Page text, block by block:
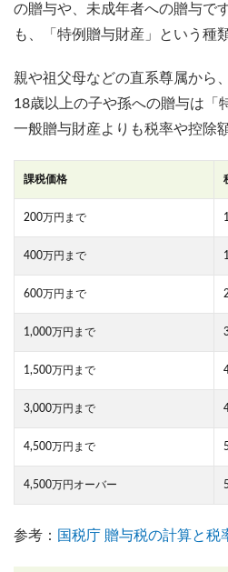
の贈与や、未成年者への贈与で
も、「特例贈与財産」という種
親や祖父母などの直系尊属から
18歳以上の子や孫への贈与は「
一般贈与財産よりも税率や控除
課税価格
200万円まで
400万円まで
600万円まで
1,000万円まで
1,500万円まで
3,000万円まで
4,500万円まで
4,500万円オーバー
参考： 国税庁 贈与税の計算と税